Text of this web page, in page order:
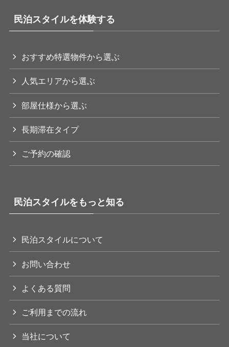
民泊スタイルを体験する
おすすめ特選物件から選ぶ
人気エリアから選ぶ
部屋仕様から選ぶ
長期滞在タイプ
ご予約の確認
民泊スタイルをもっと知る
民泊スタイルについて
お問い合わせ
よくある質問
ご利用までの流れ
当社について